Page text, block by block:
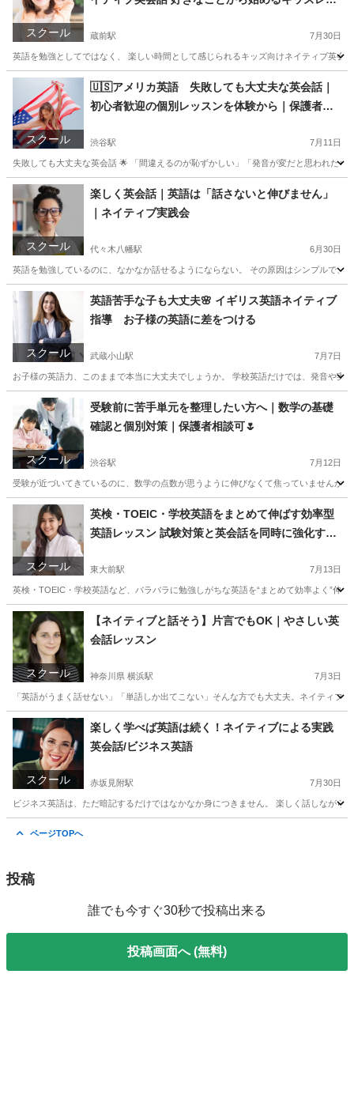
スクール 蔵前駅 7月30日
英語を勉強としてではなく、 楽しい時間として感じられるキッズ向けネイティブ英
東京 墨田区 蔵前駅 英会話 ネイティブ
スクール
🇺🇸アメリカ英語 失敗しても大丈夫な英会話｜
初心者歓迎の個別レッスンを体験から｜保護者相
渋谷駅 7月11日
失敗しても大丈夫な英会話 🌟 「間違えるのが恥ずかしい」「発音が変だと思われた
東京 渋谷区 渋谷駅 英会話 レッスン
スクール
楽しく英会話｜英語は「話さないと伸びません」
｜ネイティブ実践会
代々木八幡駅 6月30日
英語を勉強しているのに、なかなか話せるようにならない。 その原因はシンプルで
東京 港区 代々木八幡駅 英検 ネイティブ
スクール
英語苦手な子も大丈夫🌸 イギリス英語ネイティブ
指導 お子様の英語に差をつける
武蔵小山駅 7月7日
お子様の英語力、このままで本当に大丈夫でしょうか。 学校英語だけでは、発音や
目黒区 武蔵小山駅 英会話 イギリス英語
スクール
受験前に苦手単元を整理したい方へ｜数学の基礎
確認と個別対策｜保護者相談可🌷
渋谷駅 7月12日
受験が近づいてきているのに、数学の点数が思うように伸びなくて焦っていませんか
東京 渋谷区 渋谷駅 家庭教師 数学
スクール
英検・TOEIC・学校英語をまとめて伸ばす効率型
英語レッスン 試験対策と英会話を同時に強化する
東大前駅 7月13日
英検・TOEIC・学校英語など、バラバラに勉強しがちな英語を“まとめて効率よく”伸
東京 文京区 東大前駅 予備校 TOEIC
スクール
【ネイティブと話そう】片言でもOK｜やさしい英
会話レッスン
神奈川県 横浜駅 7月3日
「英語がうまく話せない」「単語しか出てこない」そんな方でも大丈夫。ネイティ
神奈川 横浜市 横浜駅 英会話 ネイティブ
スクール
楽しく学べば英語は続く！ネイティブによる実践
英会話/ビジネス英語
赤坂見附駅 7月30日
ビジネス英語は、ただ暗記するだけではなかなか身につきません。 楽しく話しなが
ページTOPへ
投稿
誰でも今すぐ30秒で投稿出来る
投稿画面へ (無料)